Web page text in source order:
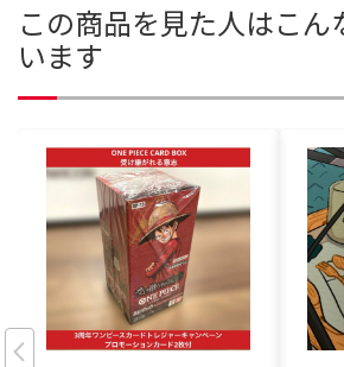
この商品を見た人はこん
います